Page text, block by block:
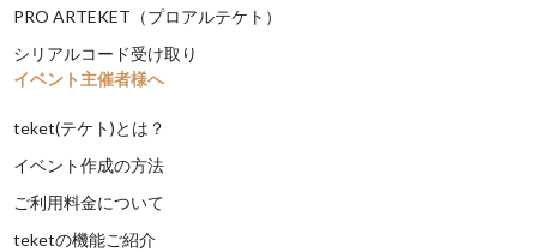
PRO ARTEKET（プロアルテケト）
シリアルコード受け取り
イベント主催者様へ
teket(テケト)とは？
イベント作成の方法
ご利用料金について
teketの機能ご紹介